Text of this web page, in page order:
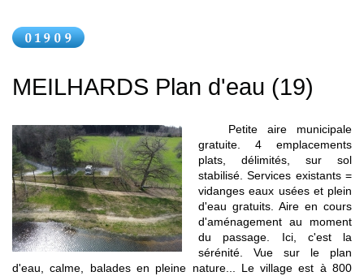
MEILHARDS Plan d'eau (19)
Petite aire municipale
gratuite. 4 emplacements
plats, délimités, sur sol
stabilisé. Services existants =
vidanges eaux usées et plein
d'eau gratuits. Aire en cours
d'aménagement au moment
du passage. Ici, c'est la
sérénité. Vue sur le plan
d'eau, calme, balades en pleine nature... Le village est à 800